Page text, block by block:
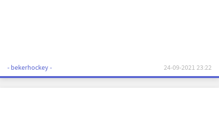
- bekerhockey - 24-09-2021 23:22